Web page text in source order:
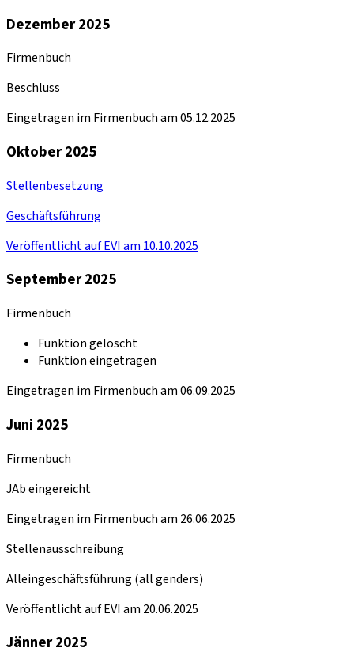
Dezember 2025
Firmenbuch
Beschluss
Eingetragen im Firmenbuch am 05.12.2025
Oktober 2025
Stellenbesetzung
Geschäftsführung
Veröffentlicht auf EVI am 10.10.2025
September 2025
Firmenbuch
Funktion gelöscht
Funktion eingetragen
Eingetragen im Firmenbuch am 06.09.2025
Juni 2025
Firmenbuch
JAb eingereicht
Eingetragen im Firmenbuch am 26.06.2025
Stellenausschreibung
Alleingeschäftsführung (all genders)
Veröffentlicht auf EVI am 20.06.2025
Jänner 2025